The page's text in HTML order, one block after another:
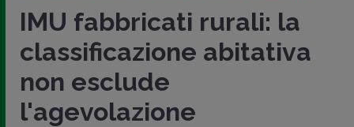
IMU fabbricati rurali: la
classificazione abitativa
non esclude
l'agevolazione